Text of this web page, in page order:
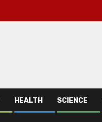
HEALTH SCIENCE